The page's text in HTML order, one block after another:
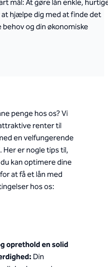
mål: At gøre lån enkle,
hjælpe dig med at finde det
og din økonomiske
penge hos os? Vi
renter til
en velfungerende
Her er nogle tips til,
kan optimere dine
at få et lån med
hos os:
oprethold en solid
Din